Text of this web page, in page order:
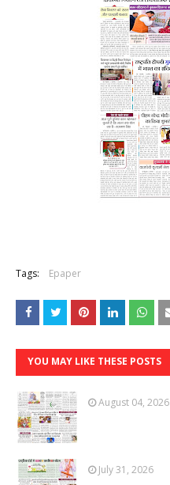
Tags: Epaper
YOU MAY LIKE THESE POSTS
August 04, 2026
July 31, 2026